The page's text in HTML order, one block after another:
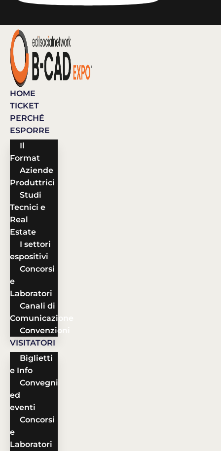
HOME
TICKET
PERCHÉ
ESPORRE
Il
Format
Aziende
Produttrici
Studi
Tecnici e
Real
Estate
I settori
espositivi
Concorsi
e
Laboratori
Canali di
Comunicazione
Convenzioni
VISITATORI
Biglietti
e Info
Convegni
ed
eventi
Concorsi
e
Laboratori